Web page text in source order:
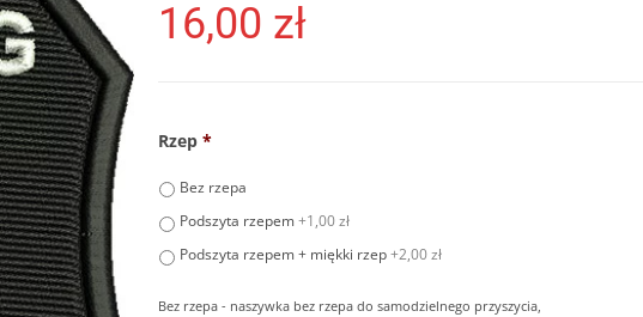
16,00 zł
Rzep *
Bez rzepa
Podszyta rzepem+1,00 zł
Podszyta rzepem + miękki rzep+2,00 zł
Bez rzepa - naszywka bez rzepa do samodzielnego przyszycia,